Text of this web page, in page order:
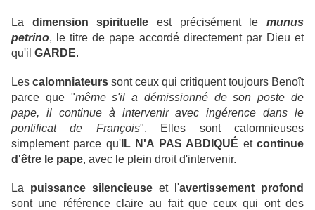
La dimension spirituelle est précisément lemunus
petrino, le titre de pape accordé directement par Dieu et
qu'il GARDE.
Les calomniateurs sont ceux qui critiquent toujours Benoît
parce que "même s'il a démissionné de son poste de
pape, il continue à intervenir avec ingérence dans le
pontificat de François". Elles sont calomnieuses
simplement parce qu'IL N'A PAS ABDIQUÉ etcontinue
d'être le pape, avec le plein droit d'intervenir.
La puissance silencieuse et l'avertissement profond
sont une référence claire au fait que ceux qui ont des